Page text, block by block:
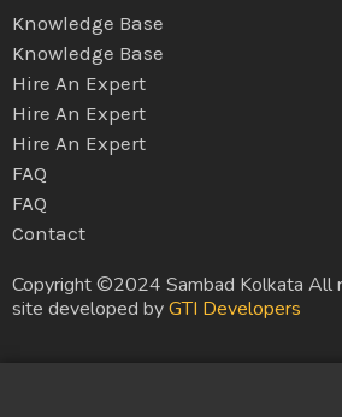
Knowledge Base
Knowledge Base
Hire An Expert
Hire An Expert
Hire An Expert
FAQ
FAQ
Contact
Copyright ©2024 Sambad Kolkata All
site developed byGTI Developers